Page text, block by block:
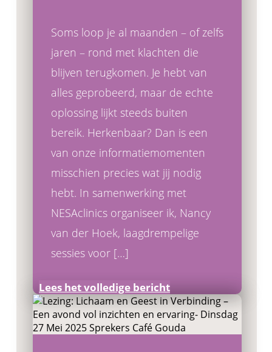
Soms loop je al maanden – of zelfs
jaren – rond met klachten die
blijven terugkomen. Je hebt van
alles geprobeerd, maar de echte
oplossing lijkt steeds buiten
bereik. Herkenbaar? Dan is een
van onze informatiemomenten
misschien precies wat jij nodig
hebt. In samenwerking met
NESAclinics organiseer ik, Nancy
van der Hoek, laagdrempelige
sessies voor […]
Lees het volledige bericht